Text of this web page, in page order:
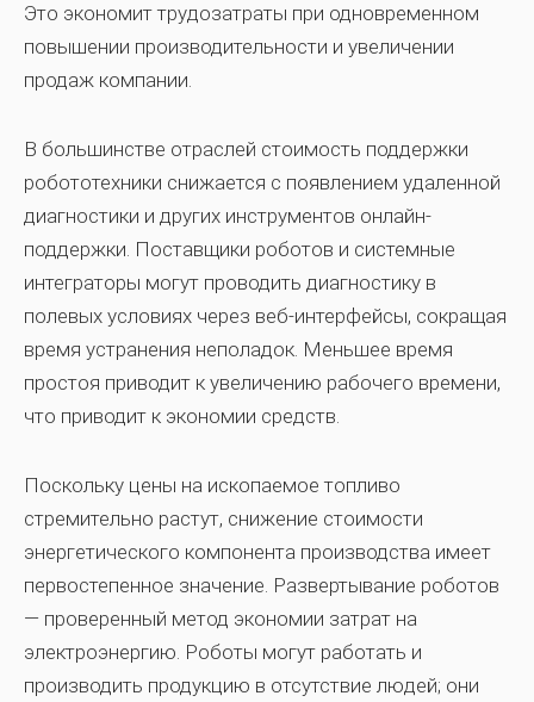
Это экономит трудозатраты при одновременном
повышении производительности и увеличении
продаж компании.
В большинстве отраслей стоимость поддержки
робототехники снижается с появлением удаленной
диагностики и других инструментов онлайн-
поддержки. Поставщики роботов и системные
интеграторы могут проводить диагностику в
полевых условиях через веб-интерфейсы, сокращая
время устранения неполадок. Меньшее время
простоя приводит к увеличению рабочего времени,
что приводит к экономии средств.
Поскольку цены на ископаемое топливо
стремительно растут, снижение стоимости
энергетического компонента производства имеет
первостепенное значение. Развертывание роботов
— проверенный метод экономии затрат на
электроэнергию. Роботы могут работать и
производить продукцию в отсутствие людей; они